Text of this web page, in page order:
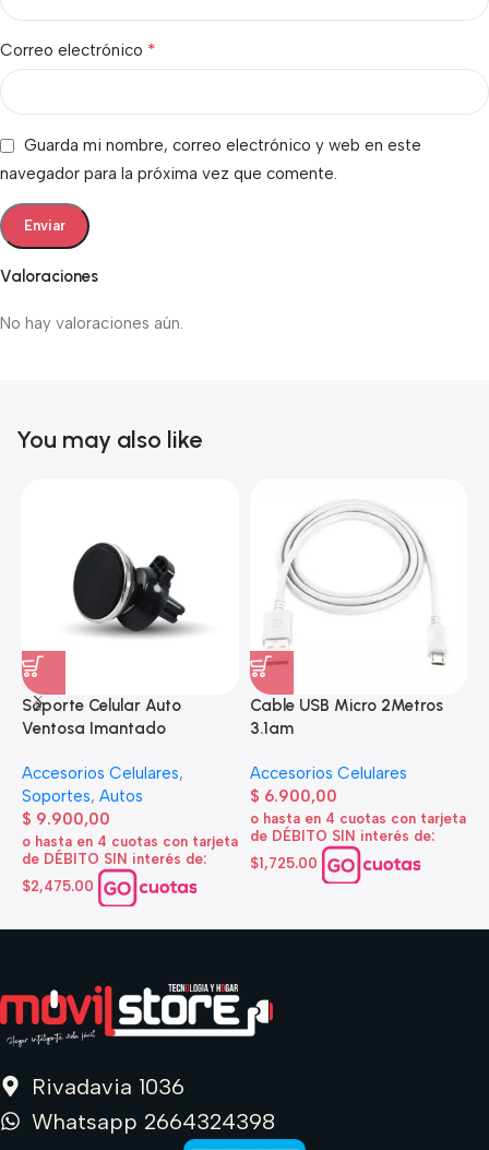
Valoraciones
No hay valoraciones aún.
Correo electrónico *
Guarda mi nombre, correo electrónico y web en este
navegador para la próxima vez que comente.
You may also like
Soporte Celular Auto
Ventosa Imantado
Accesorios Celulares,
Soportes, Autos
$ 9.900,00
o hasta en 4 cuotas con tarjeta
de DÉBITO SIN interés de:
$2,475.00
Cable USB Micro 2Metros
3.1am
Accesorios Celulares
$ 6.900,00
o hasta en 4 cuotas con tarjeta
de DÉBITO SIN interés de:
$1,725.00
Rivadavia 1036
Whatsapp 2664324398